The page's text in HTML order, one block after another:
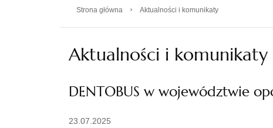
Strona główna › Aktualności i komunikaty
Aktualności i komunikaty
DENTOBUS w województwie
23.07.2025